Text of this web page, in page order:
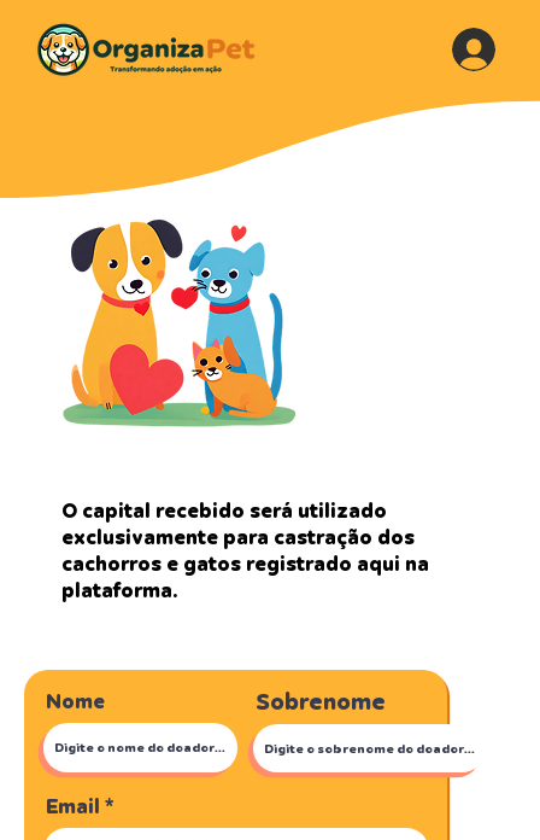
Email
Nome Sobrenome
O capital recebido será utilizado
exclusivamente para castração dos
cachorros e gatos registrado aqui na
plataforma.